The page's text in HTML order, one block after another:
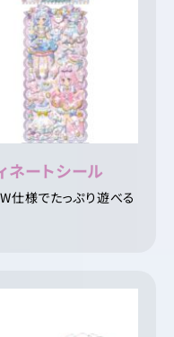
ネートシール
仕様でたっぷり遊べる